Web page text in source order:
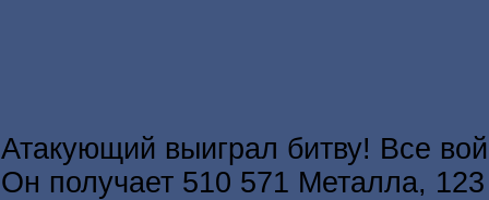
Атакующий выиграл битву! Все
Он получает 510 571 Металла,